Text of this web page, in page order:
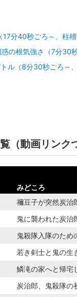
分40秒ごろ～、柱稽
の根気強さ（7分30
ル（8分30秒ごろ～
（動画リンク
みどころ
禰豆子が突然炭治
鬼に襲われた炭治
鬼殺隊入隊のため
若き剣士と鬼の生
鱗滝の家へと帰宅
炭治郎、鬼殺隊の